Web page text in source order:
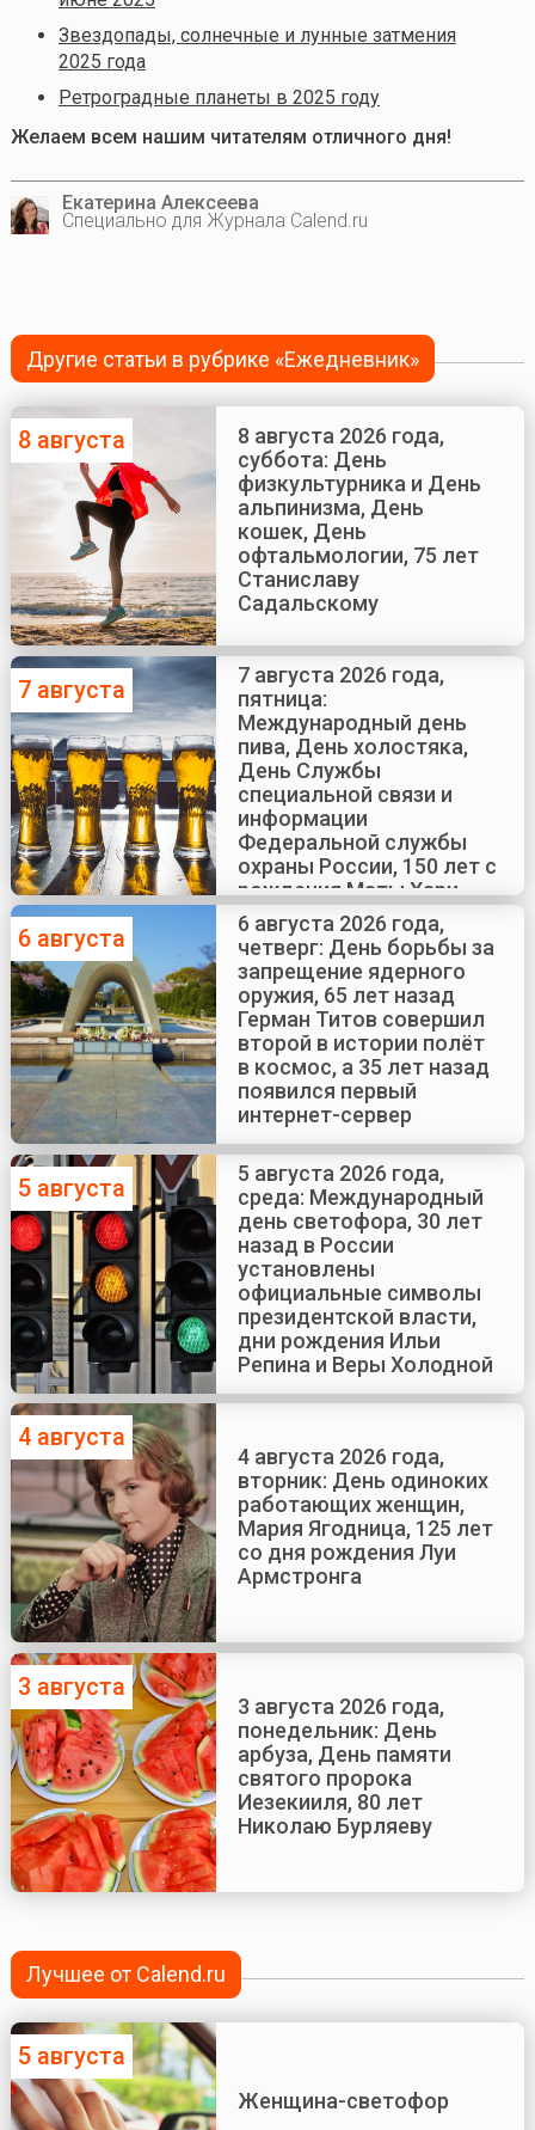
Звездопады, солнечные и лунные затмения
2025 года
Ретроградные планеты в 2025 году
Желаем всем нашим читателям отличного дня!
Екатерина Алексеева
Специально для Журнала Calend.ru
Другие статьи в рубрике «Ежедневник»
8 августа
8 августа 2026 года,
суббота: День
физкультурника и День
альпинизма, День
кошек, День
офтальмологии, 75 лет
Станиславу
Садальскому
7 августа
7 августа 2026 года,
пятница:
Международный день
пива, День холостяка,
День Службы
специальной связи и
информации
Федеральной службы
охраны России, 150 лет с
рождения Маты Хари
6 августа
6 августа 2026 года,
четверг: День борьбы за
запрещение ядерного
оружия, 65 лет назад
Герман Титов совершил
второй в истории полёт
в космос, а 35 лет назад
появился первый
интернет-сервер
5 августа
5 августа 2026 года,
среда: Международный
день светофора, 30 лет
назад в России
установлены
официальные символы
президентской власти,
дни рождения Ильи
Репина и Веры Холодной
4 августа
4 августа 2026 года,
вторник: День одиноких
работающих женщин,
Мария Ягодница, 125 лет
со дня рождения Луи
Армстронга
3 августа
3 августа 2026 года,
понедельник: День
арбуза, День памяти
святого пророка
Иезекииля, 80 лет
Николаю Бурляеву
Лучшее от Calend.ru
5 августа
Женщина-светофор